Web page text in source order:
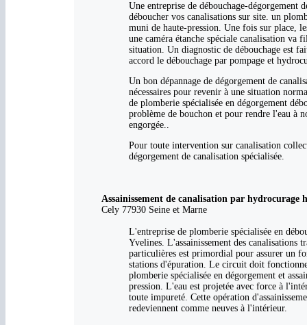
Une entreprise de débouchage-dégorgement
déboucher vos canalisations sur site. un
muni de haute-pression. Une fois sur place,
une caméra étanche spéciale canalisation
situation. Un diagnostic de débouchage est
accord le débouchage par pompage et
Un bon dépannage de dégorgement de
nécessaires pour revenir à une situation
de plomberie spécialisée en dégorgement
problème de bouchon et pour rendre l'eau à
engorgée..
Pour toute intervention sur canalisation
dégorgement de canalisation spécialisée.
Assainissement de canalisation par hydrocurage
Cely 77930 Seine et Marne
L'entreprise de plomberie spécialisée en
Yvelines. L'assainissement des canalisations
particulières est primordial pour assurer un
stations d'épuration. Le circuit doit
plomberie spécialisée en dégorgement et
pression. L'eau est projetée avec force à
toute impureté. Cette opération
redeviennent comme neuves à l'intérieur.